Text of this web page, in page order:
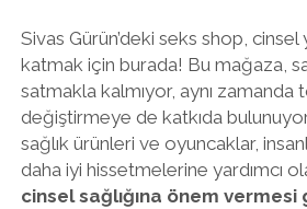
Sivas Gürün’deki seks shop, cinsel
katmak için burada! Bu mağaza,
satmakla kalmıyor, aynı zamanda
değiştirmeye de katkıda
sağlık ürünleri ve oyuncaklar,
daha iyi hissetmelerine yardımcı
cinsel sağlığına önem